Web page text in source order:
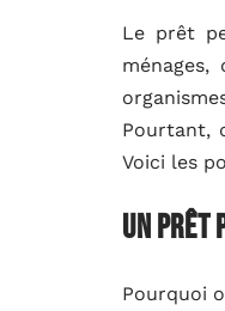
Le prêt
Pourtant,
Voici les
Un prêt
Pourquoi